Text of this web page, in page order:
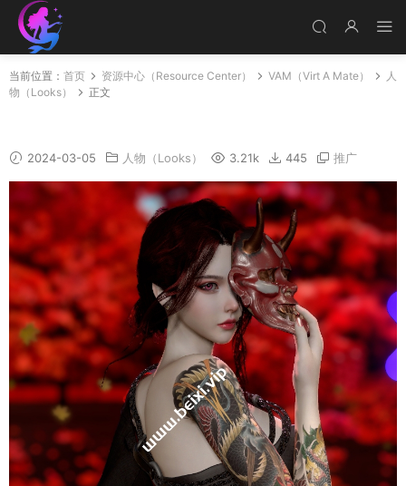
当前位置： 首页 资源中心（Resource Center） VAM（Virt A Mate）
人
物（Looks）
正文
2024-03-05 人物（Looks） 3.21k 445 推广